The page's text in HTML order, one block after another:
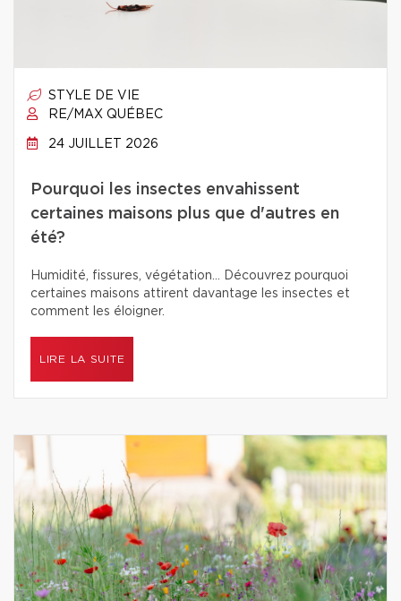
STYLE DE VIE
RE/MAX QUÉBEC
24 JUILLET 2026
Pourquoi les insectes envahissent
certaines maisons plus que d'autres en
été?
Humidité, fissures, végétation… Découvrez pourquoi
certaines maisons attirent davantage les insectes et
comment les éloigner.
LIRE LA SUITE